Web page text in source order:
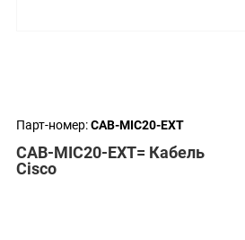
Парт-номер:CAB-MIC20-EXT
CAB-MIC20-EXT= Кабель
Cisco